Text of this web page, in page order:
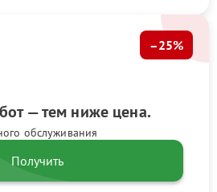
— тем ниже цена.
обслуживания
–25%
Получить